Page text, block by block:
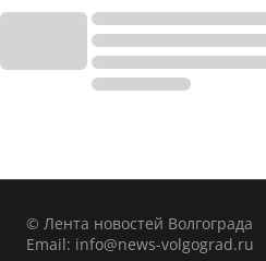
© Лента новостей Волгограда
Email: info@news-volgograd.ru